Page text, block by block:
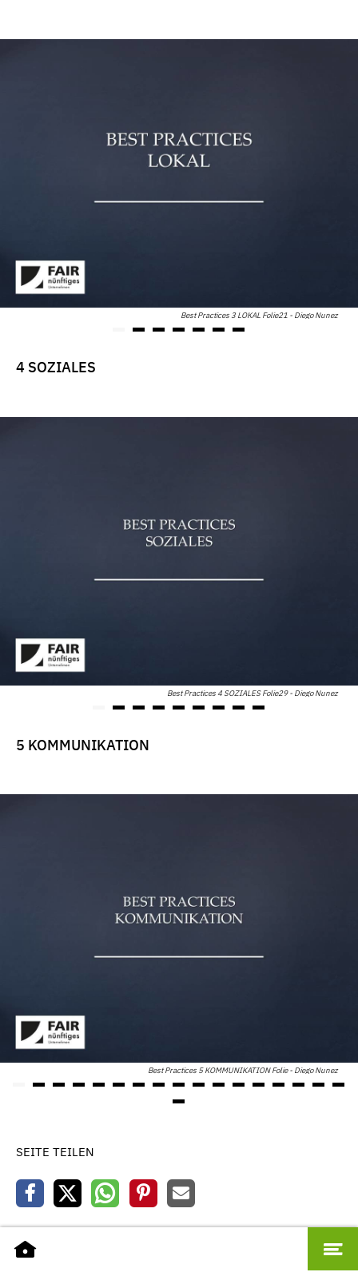
Best Practices 3 LOKAL Folie21 - Diego Nunez
4 SOZIALES
Best Practices 4 SOZIALES Folie29 - Diego Nunez
5 KOMMUNIKATION
Best Practices 5 KOMMUNIKATION Folie - Diego Nunez
SEITE TEILEN
» Seite vorlesen|» Seite drucken